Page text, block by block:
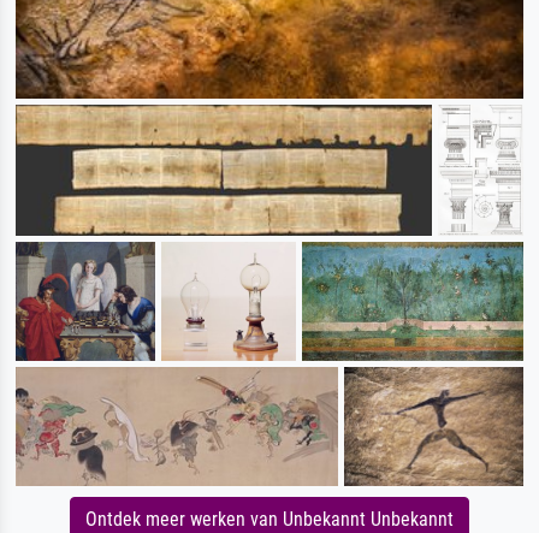
Ontdek meer werken van Unbekannt Unbekannt